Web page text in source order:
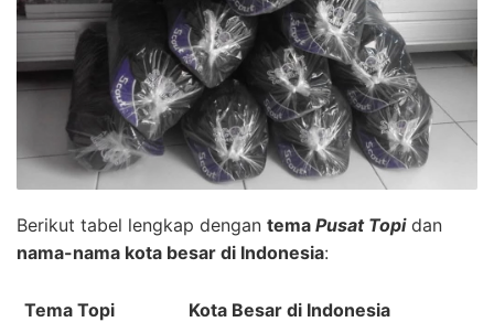
Berikut tabel lengkap dengan tema Pusat Topidan
nama-nama kota besar di Indonesia:
Tema Topi Kota Besar di Indonesia